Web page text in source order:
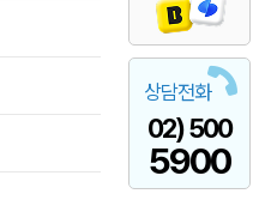
상담전화
02) 500
5900